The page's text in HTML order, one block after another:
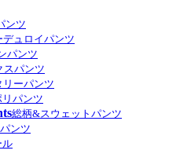
ンツ
デュロイパンツ
パンツ
スパンツ
リーパンツ
パンツ
総柄&スウェットパンツ
ンツ
ル